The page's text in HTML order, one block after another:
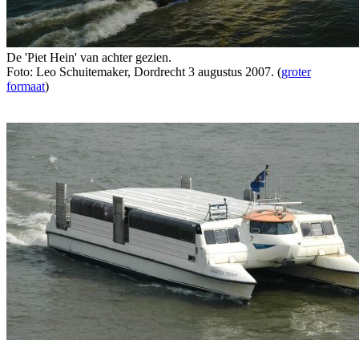
De 'Piet Hein' van achter gezien.
Foto: Leo Schuitemaker, Dordrecht 3 augustus 2007. (groter
formaat)